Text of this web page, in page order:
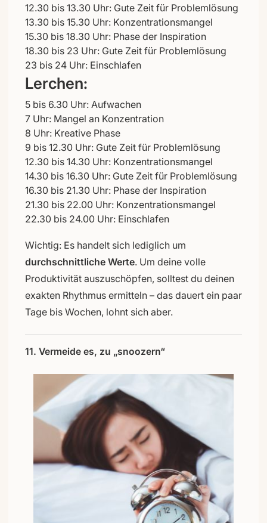
12.30 bis 13.30 Uhr: Gute Zeit für Problemlösung
13.30 bis 15.30 Uhr: Konzentrationsmangel
15.30 bis 18.30 Uhr: Phase der Inspiration
18.30 bis 23 Uhr: Gute Zeit für Problemlösung
23 bis 24 Uhr: Einschlafen
Lerchen:
5 bis 6.30 Uhr: Aufwachen
7 Uhr: Mangel an Konzentration
8 Uhr: Kreative Phase
9 bis 12.30 Uhr: Gute Zeit für Problemlösung
12.30 bis 14.30 Uhr: Konzentrationsmangel
14.30 bis 16.30 Uhr: Gute Zeit für Problemlösung
16.30 bis 21.30 Uhr: Phase der Inspiration
21.30 bis 22.00 Uhr: Konzentrationsmangel
22.30 bis 24.00 Uhr: Einschlafen
Wichtig: Es handelt sich lediglich um
durchschnittliche Werte. Um deine volle
Produktivität auszuschöpfen, solltest du deinen
exakten Rhythmus ermitteln – das dauert ein paar
Tage bis Wochen, lohnt sich aber.
11. Vermeide es, zu „snoozern“